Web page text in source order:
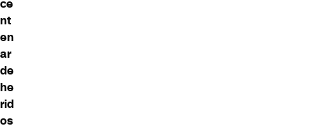
ce
nt
en
ar
de
he
rid
os